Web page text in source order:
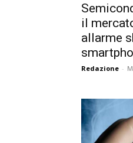
il
allarme
Redazione -